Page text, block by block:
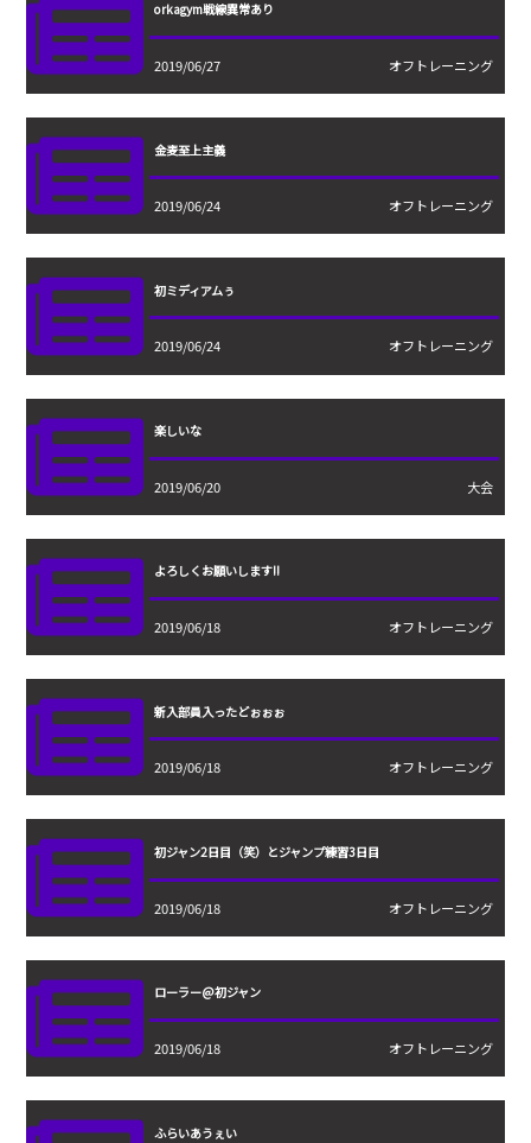
orkagym戦線異常あり
2019/06/27 オフトレーニング
金麦至上主義
2019/06/24 オフトレーニング
初ミディアムぅ
2019/06/24 オフトレーニング
楽しいな
2019/06/20 大会
よろしくお願いします!!
2019/06/18 オフトレーニング
新入部員入ったどぉぉぉ
2019/06/18 オフトレーニング
初ジャン2日目（笑）とジャンプ練習3日目
2019/06/18 オフトレーニング
ローラー@初ジャン
2019/06/18 オフトレーニング
ふらいあうぇい